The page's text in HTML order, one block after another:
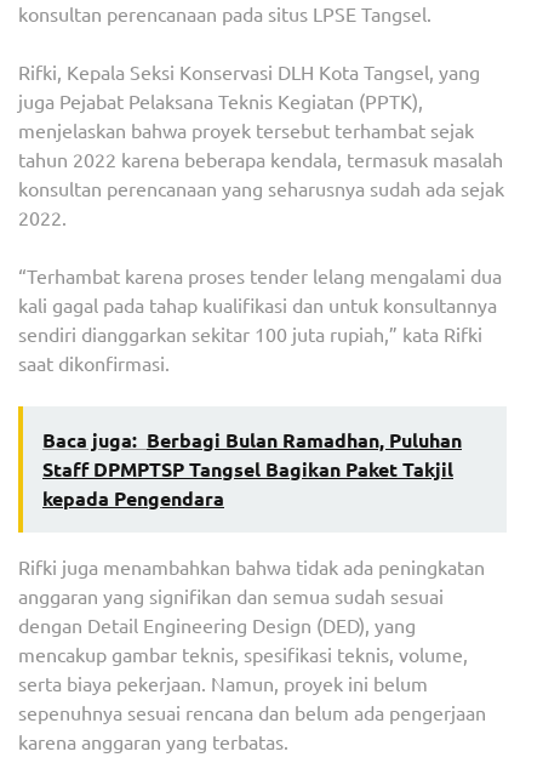
konsultan perencanaan pada situs LPSE Tangsel.
Rifki, Kepala Seksi Konservasi DLH Kota Tangsel, yang
juga Pejabat Pelaksana Teknis Kegiatan (PPTK),
menjelaskan bahwa proyek tersebut terhambat sejak
tahun 2022 karena beberapa kendala, termasuk masalah
konsultan perencanaan yang seharusnya sudah ada sejak
2022.
“Terhambat karena proses tender lelang mengalami dua
kali gagal pada tahap kualifikasi dan untuk konsultannya
sendiri dianggarkan sekitar 100 juta rupiah,” kata Rifki
saat dikonfirmasi.
Baca juga: Berbagi Bulan Ramadhan, Puluhan
Staff DPMPTSP Tangsel Bagikan Paket Takjil
kepada Pengendara
Rifki juga menambahkan bahwa tidak ada peningkatan
anggaran yang signifikan dan semua sudah sesuai
dengan Detail Engineering Design (DED), yang
mencakup gambar teknis, spesifikasi teknis, volume,
serta biaya pekerjaan. Namun, proyek ini belum
sepenuhnya sesuai rencana dan belum ada pengerjaan
karena anggaran yang terbatas.